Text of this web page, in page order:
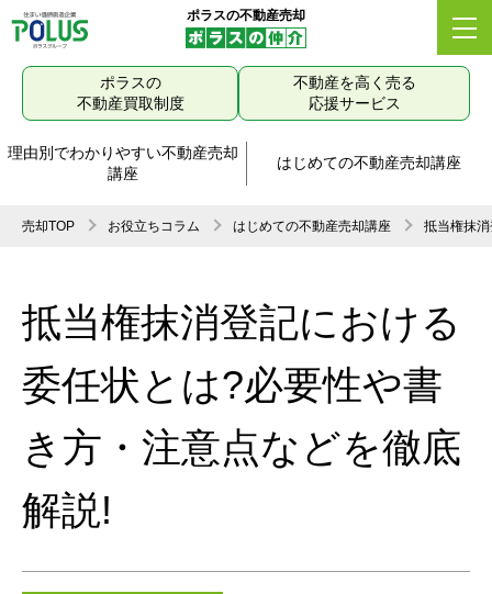
ポラスの不動産売却
ポラスの
不動産買取制度
不動産を高く売る
応援サービス
理由別でわかりやすい不動産売却
講座
はじめての不動産売却講座
売却TOP お役立ちコラム はじめての不動産売却講座 抵当権抹
抵当権抹消登記における
委任状とは?必要性や書
き方・注意点などを徹底
解説!